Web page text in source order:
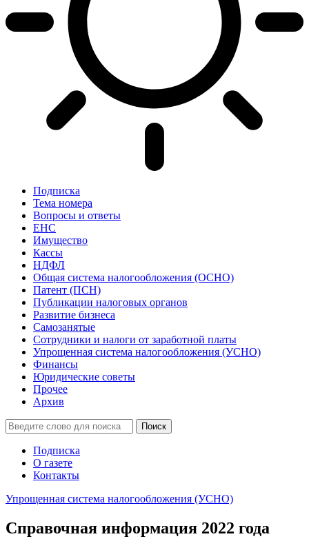
Подписка
Тема номера
Вопросы и ответы
ЕНС
Имущество
Кассы
НДФЛ
Общая система налогообложения (ОСНО)
Патент (ПСН)
Публикации налоговых органов
Развитие бизнеса
Самозанятые
Сотрудники и налоги от заработной платы
Упрощенная система налогообложения (УСНО)
Финансы
Юридические советы
Прочее
Архив
Подписка
О газете
Контакты
Упрощенная система налогообложения (УСНО)
Справочная информация 2022 года